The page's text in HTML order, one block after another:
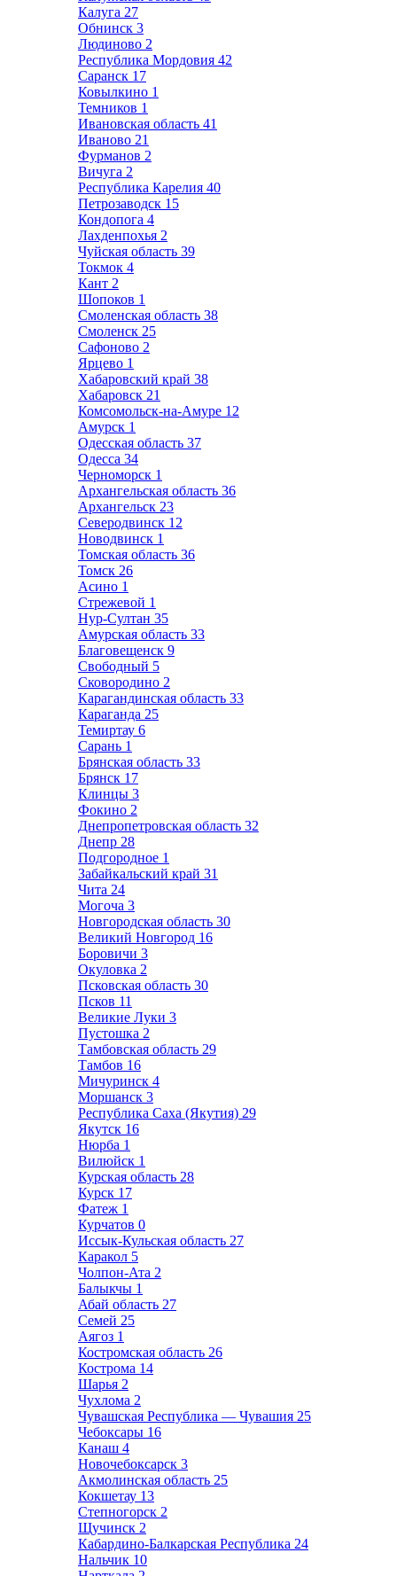
Калуга 27
Обнинск 3
Людиново 2
Республика Мордовия 42
Саранск 17
Ковылкино 1
Темников 1
Ивановская область 41
Иваново 21
Фурманов 2
Вичуга 2
Республика Карелия 40
Петрозаводск 15
Кондопога 4
Лахденпохья 2
Чуйская область 39
Токмок 4
Кант 2
Шопоков 1
Смоленская область 38
Смоленск 25
Сафоново 2
Ярцево 1
Хабаровский край 38
Хабаровск 21
Комсомольск-на-Амуре 12
Амурск 1
Одесская область 37
Одесса 34
Черноморск 1
Архангельская область 36
Архангельск 23
Северодвинск 12
Новодвинск 1
Томская область 36
Томск 26
Асино 1
Стрежевой 1
Нур-Султан 35
Амурская область 33
Благовещенск 9
Свободный 5
Сковородино 2
Карагандинская область 33
Караганда 25
Темиртау 6
Сарань 1
Брянская область 33
Брянск 17
Клинцы 3
Фокино 2
Днепропетровская область 32
Днепр 28
Подгородное 1
Забайкальский край 31
Чита 24
Могоча 3
Новгородская область 30
Великий Новгород 16
Боровичи 3
Окуловка 2
Псковская область 30
Псков 11
Великие Луки 3
Пустошка 2
Тамбовская область 29
Тамбов 16
Мичуринск 4
Моршанск 3
Республика Саха (Якутия) 29
Якутск 16
Нюрба 1
Вилюйск 1
Курская область 28
Курск 17
Фатеж 1
Курчатов 0
Иссык-Кульская область 27
Каракол 5
Чолпон-Ата 2
Балыкчы 1
Абай область 27
Семей 25
Аягоз 1
Костромская область 26
Кострома 14
Шарья 2
Чухлома 2
Чувашская Республика — Чувашия 25
Чебоксары 16
Канаш 4
Новочебоксарск 3
Акмолинская область 25
Кокшетау 13
Степногорск 2
Щучинск 2
Кабардино-Балкарская Республика 24
Нальчик 10